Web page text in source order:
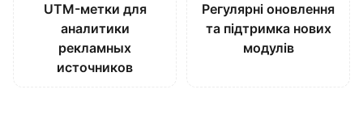
UTM-метки для
аналитики
рекламных
источников
Регулярні оновлення
та підтримка нових
модулів